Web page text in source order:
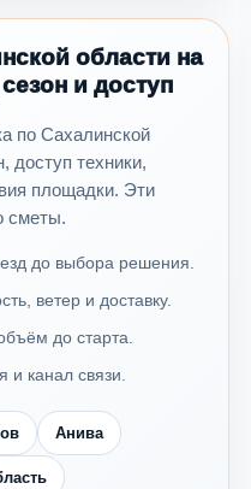
области на
и доступ
по Сахалинской
доступ техники,
площадки. Эти
сметы.
до выбора решения.
ветер и доставку.
до старта.
и канал связи.
Анива